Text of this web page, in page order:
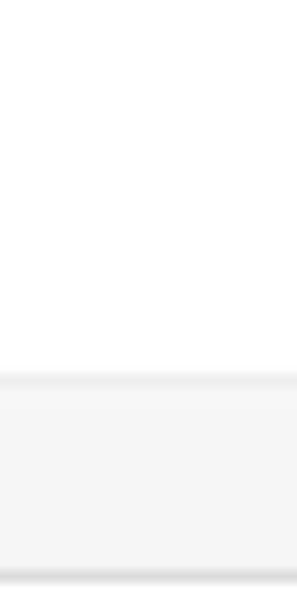
de l’argent
et de partir.